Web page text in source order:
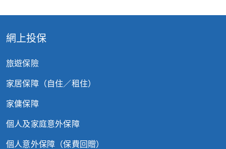
1.3 各種情況下的支援
(b) 清理碎礫、暫時搬遷時的家居
財物保障
網上投保
旅遊保險
家居保障（自住／租住）
家傭保障
個人及家庭意外保障
個人意外保障（保費回贈）